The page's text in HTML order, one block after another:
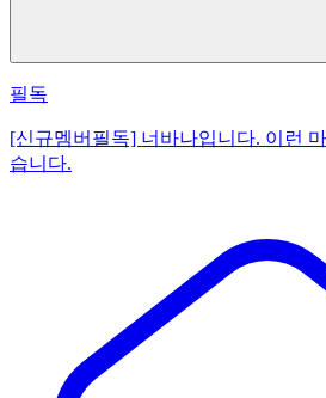
필독
[신규멤버필독] 너바나입니다. 이런
습니다.